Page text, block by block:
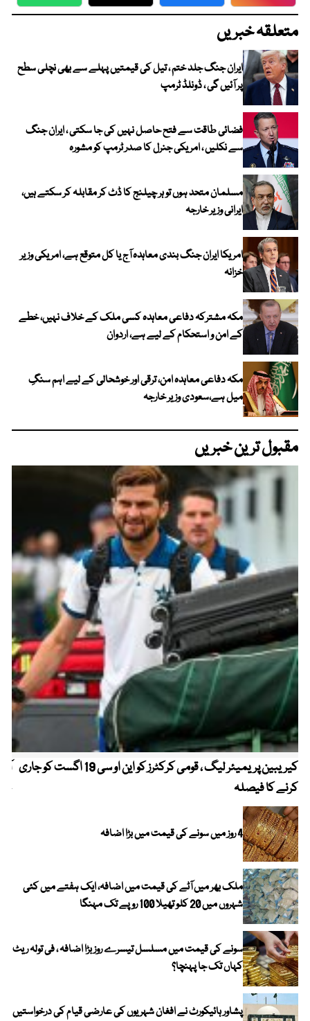
متعلقہ خبریں
ایران جنگ جلد ختم ، تیل کی قیمتیں پہلے سے بھی نچلی سطح
پر آئیں گی ، ڈونلڈ ٹرمپ
فضائی طاقت سے فتح حاصل نہیں کی جا سکتی ، ایران جنگ
سے نکلیں ، امریکی جنرل کا صدر ٹرمپ کو مشورہ
مسلمان متحد ہوں تو ہر چیلنج کا ڈٹ کر مقابلہ کر سکتے ہیں،
ایرانی وزیر خارجہ
امریکا ایران جنگ بندی معاہدہ آج یا کل متوقع ہے، امریکی وزیر
خزانہ
مکہ مشترکہ دفاعی معاہدہ کسی ملک کے خلاف نہیں، خطے
کے امن و استحکام کے لیے ہے، اردوان
مکہ دفاعی معاہدہ امن، ترقی اور خوشحالی کے لیے اہم سنگِ
میل ہے،سعودی وزیر خارجہ
مقبول ترین خبریں
کیریبین پریمیئر لیگ ، قومی کرکٹرز کو این او سی 19 اگست کو جاری
کرنے کا فیصلہ
4 روز میں سونے کی قیمت میں بڑا اضافہ
ملک بھر میں آٹے کی قیمت میں اضافہ، ایک ہفتے میں کئی
شہروں میں 20 کلو تھیلا 100 روپے تک مہنگا
سونے کی قیمت میں مسلسل تیسرے روز بڑا اضافہ ، فی تولہ ریٹ
کہاں تک جا پہنچا؟
پشاور ہائیکورٹ نے افغان شہریوں کی عارضی قیام کی درخواستیں